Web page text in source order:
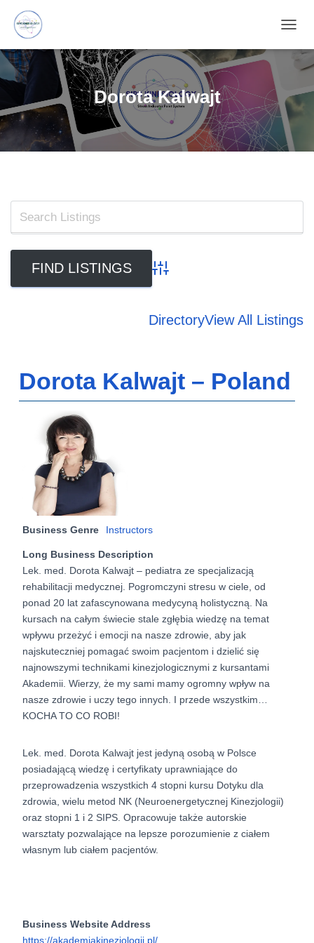
Dorota Kalwajt
Advanced Search
DirectoryView All Listings
Dorota Kalwajt – Poland
Business Genre Instructors
Long Business Description
Lek. med. Dorota Kalwajt – pediatra ze specjalizacją
rehabilitacji medycznej. Pogromczyni stresu w ciele, od
ponad 20 lat zafascynowana medycyną holistyczną. Na
kursach na całym świecie stale zgłębia wiedzę na temat
wpływu przeżyć i emocji na nasze zdrowie, aby jak
najskuteczniej pomagać swoim pacjentom i dzielić się
najnowszymi technikami kinezjologicznymi z kursantami
Akademii. Wierzy, że my sami mamy ogromny wpływ na
nasze zdrowie i uczy tego innych. I przede wszystkim…
KOCHA TO CO ROBI!
Lek. med. Dorota Kalwajt jest jedyną osobą w Polsce
posiadającą wiedzę i certyfikaty uprawniające do
przeprowadzenia wszystkich 4 stopni kursu Dotyku dla
zdrowia, wielu metod NK (Neuroenergetycznej Kinezjologii)
oraz stopni 1 i 2 SIPS. Opracowuje także autorskie
warsztaty pozwalające na lepsze porozumienie z ciałem
własnym lub ciałem pacjentów.
Business Website Address
https://akademiakinezjologii.pl/